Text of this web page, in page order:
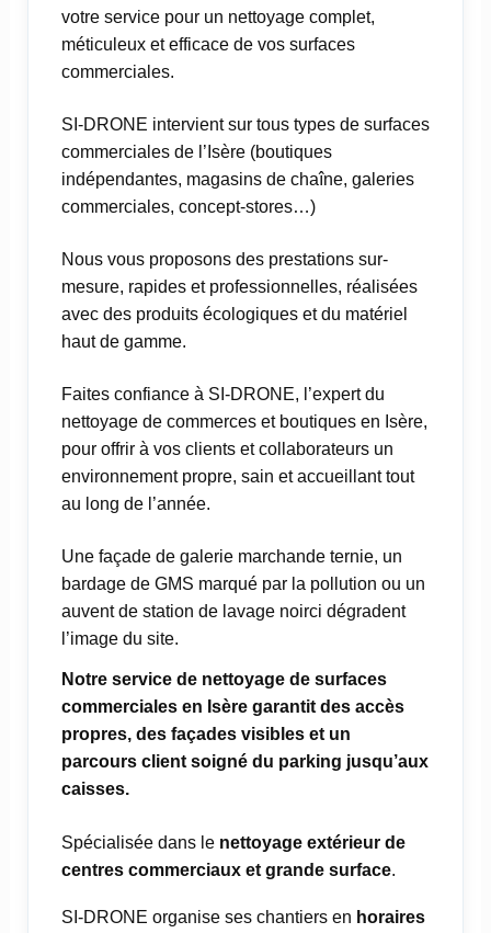
votre service pour un nettoyage complet,
méticuleux et efficace de vos surfaces
commerciales.
SI-DRONE intervient sur tous types de surfaces
commerciales de l’Isère (boutiques
indépendantes, magasins de chaîne, galeries
commerciales, concept-stores…)
Nous vous proposons des prestations sur-
mesure, rapides et professionnelles, réalisées
avec des produits écologiques et du matériel
haut de gamme.
Faites confiance à SI-DRONE, l’expert du
nettoyage de commerces et boutiques en Isère,
pour offrir à vos clients et collaborateurs un
environnement propre, sain et accueillant tout
au long de l’année.
Une façade de galerie marchande ternie, un
bardage de GMS marqué par la pollution ou un
auvent de station de lavage noirci dégradent
l’image du site.
Notre service de nettoyage de surfaces
commerciales en Isère garantit des accès
propres, des façades visibles et un
parcours client soigné du parking jusqu’aux
caisses.
Spécialisée dans le nettoyage extérieur de
centres commerciaux et grande surface.
SI-DRONE organise ses chantiers en horaires